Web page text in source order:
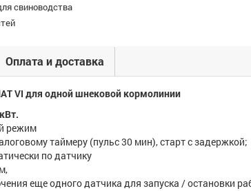
свиноводства
Оплата и доставка
VI для одной шнековой кормолинии
режим
таймеру (пульс 30 мин), старт с задержкой;
по датчику
еще одного датчика для запуска / остановки